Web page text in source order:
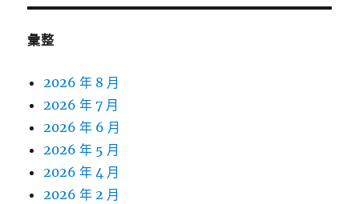
彙整
2026 年 8 月
2026 年 7 月
2026 年 6 月
2026 年 5 月
2026 年 4 月
2026 年 2 月